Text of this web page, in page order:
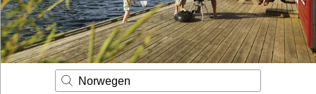
Kontakt
Gut zu wissen
Login
Norwegen